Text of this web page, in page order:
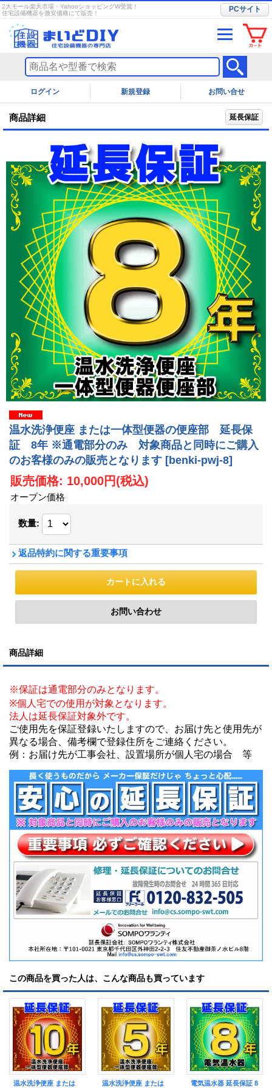
2大モール楽天市場・YahooショッピングW受賞！
住宅設備機器を激安価格にて販売！
PCサイト
ログイン お問い合せ
商品詳細 延長保証
温水洗浄便座 または一体型便器の便座部 延長保
証 8年 ※通電部分のみ 対象商品と同時にご購入
のお客様のみの販売となります [benki-pwj-8]
販売価格: 10,000円(税込)
オープン価格
数量:
返品特約に関する重要事項
商品詳細
※保証は通電部分のみとなります。
※個人宅での使用が対象となります。
法人は延長保証対象外です。
ご使用先を保証登録いたしますので、お届け先と使用先が
異なる場合、備考欄で登録住所をご連絡ください。
例：お届け先が工事会社、設置場所が個人宅の場合 等
この商品を買った人は、こんな商品も買っています
温水洗浄便座 または 温水洗浄便座 または 電気温水器 延長保証 8